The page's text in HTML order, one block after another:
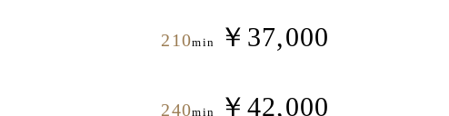
210min ￥37,000
240min ￥42,000